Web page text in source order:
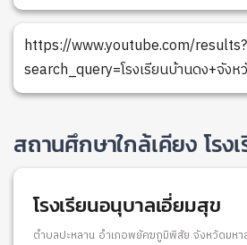
https://www.youtube.com/results?
search_query=โรงเรียนบ้านดง+จัง
สถานศึกษาใกล้เคียง โรง
โรงเรียนอนุบาลเอี่ยมสุข
ตำบลปะหลาน อำเภอพยัคฆภูมิพิสัย จังหวัดมหา